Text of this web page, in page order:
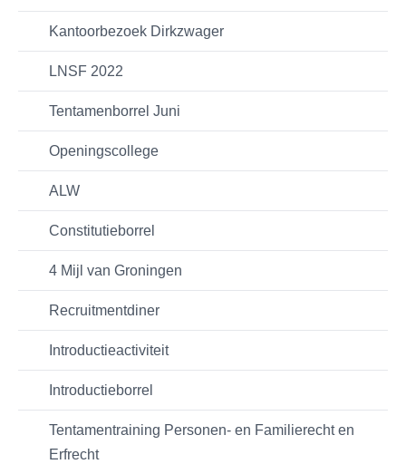
Kantoorbezoek Dirkzwager
LNSF 2022
Tentamenborrel Juni
Openingscollege
ALW
Constitutieborrel
4 Mijl van Groningen
Recruitmentdiner
Introductieactiviteit
Introductieborrel
Tentamentraining Personen- en Familierecht en
Erfrecht